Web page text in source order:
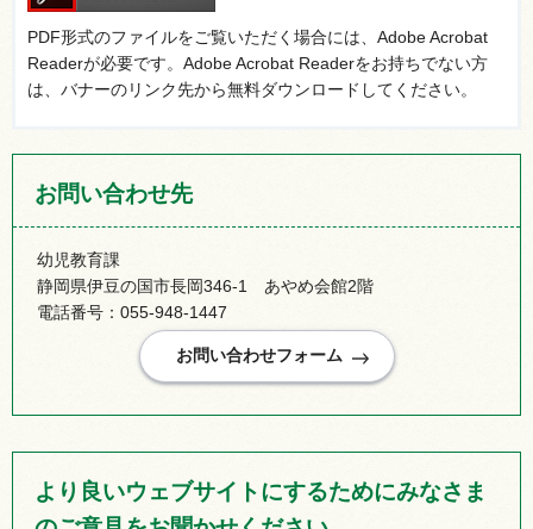
PDF形式のファイルをご覧いただく場合には、Adobe Acrobat
Readerが必要です。Adobe Acrobat Readerをお持ちでない方
は、バナーのリンク先から無料ダウンロードしてください。
お問い合わせ先
幼児教育課
静岡県伊豆の国市長岡346-1 あやめ会館2階
電話番号：055-948-1447
より良いウェブサイトにするためにみなさま